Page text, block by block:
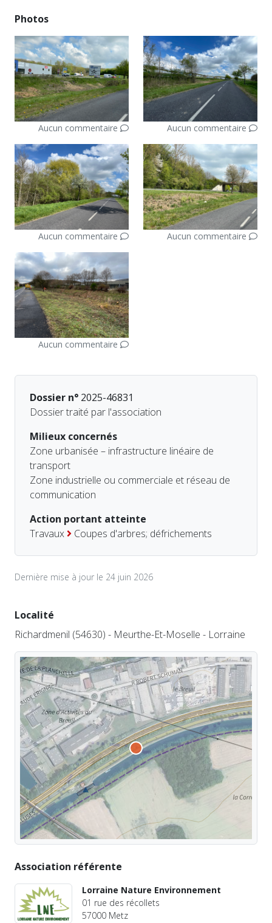
Photos
Aucun commentaire Aucun commentaire
Aucun commentaire Aucun commentaire
Aucun commentaire
Dossier n° 2025-46831
Dossier traité par l'association
Milieux concernés
Zone urbanisée – infrastructure linéaire de
transport
Zone industrielle ou commerciale et réseau de
communication
Action portant atteinte
Travaux
Coupes d'arbres; défrichements
Dernière mise à jour le 24 juin 2026
Localité
Richardmenil (54630) - Meurthe-Et-Moselle - Lorraine
Association référente
Lorraine Nature Environnement
01 rue des récollets
57000 Metz